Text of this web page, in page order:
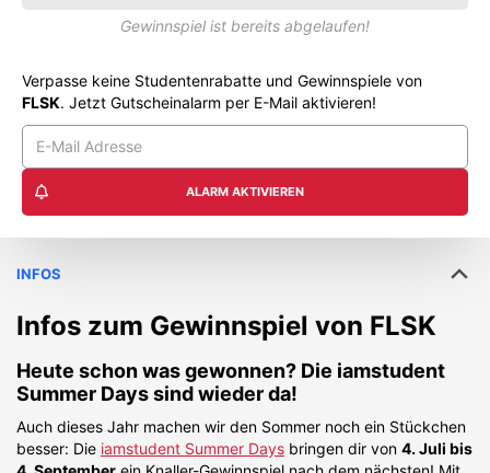
Gewinnspiel ist bereits abgelaufen!
Verpasse keine Studentenrabatte und Gewinnspiele von
FLSK. Jetzt Gutscheinalarm per E-Mail aktivieren!
ALARM AKTIVIEREN
INFOS
Infos zum Gewinnspiel von FLSK
Heute schon was gewonnen? Die iamstudent
Summer Days sind wieder da!
Auch dieses Jahr machen wir den Sommer noch ein Stückchen
besser: Die iamstudent Summer Days bringen dir von 4. Juli bis